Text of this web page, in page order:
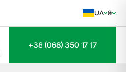
UA ₴
+38 (068) 350 17 17